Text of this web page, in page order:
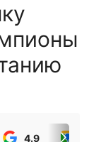
4.9